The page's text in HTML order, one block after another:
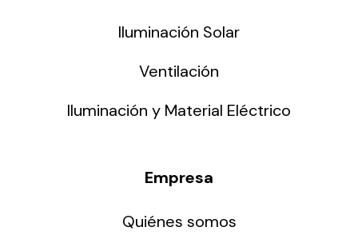
Iluminación Solar
Ventilación
Iluminación y Material Eléctrico
Empresa
Quiénes somos